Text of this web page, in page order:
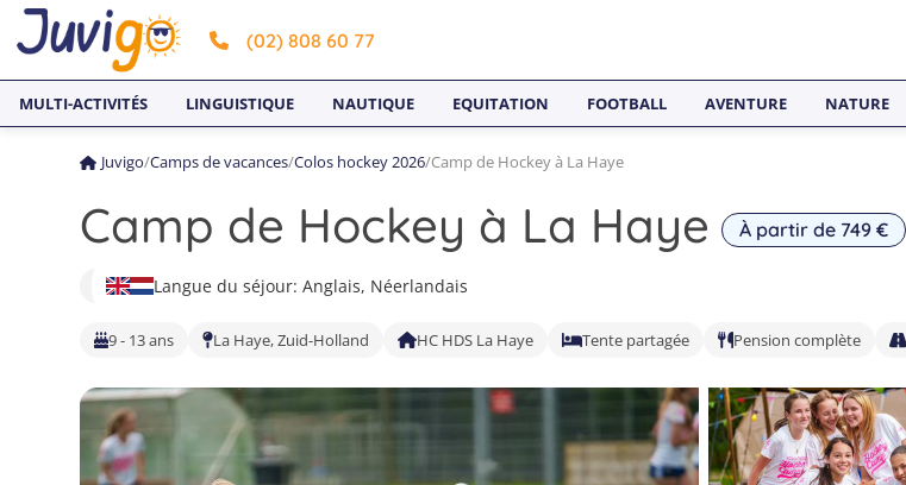
(02) 808 60 77
MULTI-ACTIVITÉS LINGUISTIQUE NAUTIQUE EQUITATION FOOTBALL AVENTURE NATURE
Juvigo/Camps de vacances/Colos hockey 2026/Camp de Hockey à La Haye
Camp de Hockey à La Haye À partir de 749 €
Langue du séjour: Anglais, Néerlandais
9 - 13 ans La Haye, Zuid-Holland HC HDS La Haye Tente partagée Pension complète